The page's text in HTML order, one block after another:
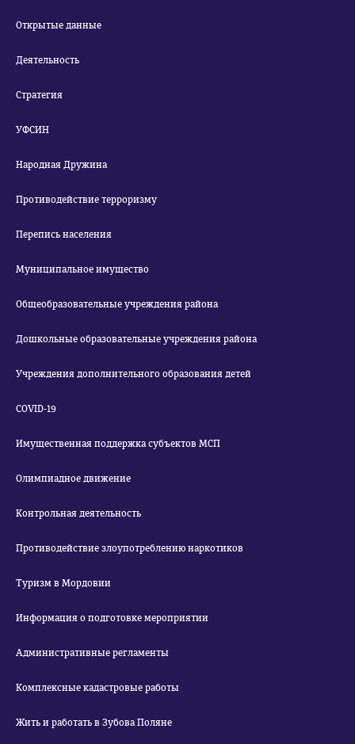
Открытые данные
Деятельность
Стратегия
УФСИН
Народная Дружина
Противодействие терроризму
Перепись населения
Муниципальное имущество
Общеобразовательные учреждения района
Дошкольные образовательные учреждения района
Учреждения дополнительного образования детей
COVID-19
Имущественная поддержка субъектов МСП
Олимпиадное движение
Контрольная деятельность
Противодействие злоупотреблению наркотиков
Туризм в Мордовии
Информация о подготовке мероприятии
Административные регламенты
Комплексные кадастровые работы
Жить и работать в Зубова Поляне